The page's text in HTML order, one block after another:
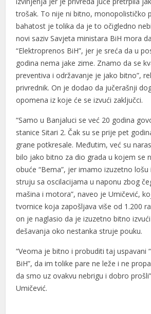
trošak. To nije ni bitno, monopolističko
bahatost je tolika da je to očigledno
novi saziv Savjeta ministara BiH mora
“Elektroprenos BiH”, jer je sreća da u
godina nema jake zime. Znamo da se
preventiva i održavanje je jako bitno”,
privrednik. On je dodao da jučerašnji
opomena iz koje će se izvući zaključci.
“Samo u Banjaluci se već 20 godina
stanice Sitari 2. Čak su se prije pet
grane potkresale. Međutim, već su
bilo jako bitno za dio grada u kojem se
obuće “Bema”, jer imamo izuzetno lošu
struju sa oscilacijama u naponu zbog
mašina i motora”, naveo je Umičević,
tvornice koja zapošljava više od 1.200
on je naglasio da je izuzetno bitno
dešavanja oko nestanka struje pouku.
“Veoma je bitno i probuditi taj uspavani
BiH”, da im tolike pare ne leže i ne
da smo uz ovakvu nebrigu i dobro
Umičević.